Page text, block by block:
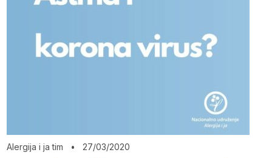
Alergija i ja tim • 27/03/2020